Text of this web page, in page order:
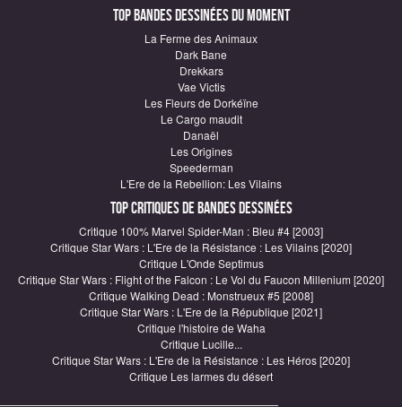
Top Bandes Dessinées du moment
La Ferme des Animaux
Dark Bane
Drekkars
Vae Victis
Les Fleurs de Dorkéïne
Le Cargo maudit
Danaël
Les Origines
Speederman
L'Ere de la Rebellion: Les Vilains
Top critiques de Bandes Dessinées
Critique 100% Marvel Spider-Man : Bleu #4 [2003]
Critique Star Wars : L'Ere de la Résistance : Les Vilains [2020]
Critique L'Onde Septimus
Critique Star Wars : Flight of the Falcon : Le Vol du Faucon Millenium [2020]
Critique Walking Dead : Monstrueux #5 [2008]
Critique Star Wars : L'Ere de la République [2021]
Critique l'histoire de Waha
Critique Lucille...
Critique Star Wars : L'Ere de la Résistance : Les Héros [2020]
Critique Les larmes du désert